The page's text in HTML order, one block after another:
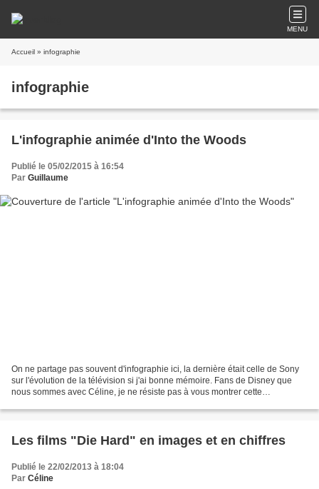
MENU
Accueil » infographie
infographie
L'infographie animée d'Into the Woods
Publié le 05/02/2015 à 16:54
Par Guillaume
On ne partage pas souvent d'infographie ici, la dernière était celle de Sony
sur l'évolution de la télévision si j'ai bonne mémoire. Fans de Disney que
nous sommes avec Céline, je ne résiste pas à vous montrer cette
Les films "Die Hard" en images et en chiffres
Publié le 22/02/2013 à 18:04
Par Céline